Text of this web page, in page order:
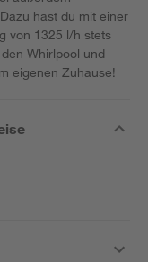
hast du mit einer
von 1325 l/h stets
Whirlpool und
eigenen Zuhause!